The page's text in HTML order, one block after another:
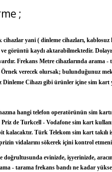
;
yani ( dinleme cihazları,
görüntü kaydı aktarabilmektedir.
Frekans Metre cihazlarında arama
verecek olursak; bulunduğunuz
Cihazı gibi ürünler içine sim kart
hangi telefon operatörünün sim
de Turkcell - Vodafone sim kart
kalacaktır. Türk Telekom sim kart
vidalarını sökerek içini kontrol
doğrultusunda evinizde, işyerinizde,
- tarama frekans bandı ne kadar